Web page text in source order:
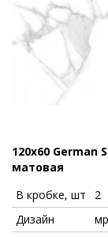
120x60 German
матовая
В кробке, шт
2
Дизайн